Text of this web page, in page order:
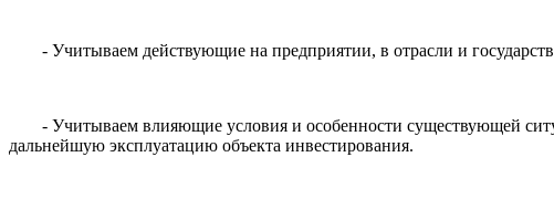
- Учитываем действующие на предприятии, в отрасли и
- Учитываем влияющие условия и особенности существующей
дальнейшую эксплуатацию объекта инвестирования.